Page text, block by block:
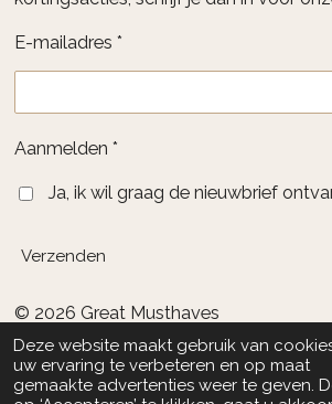
Deze website maakt gebruik van
uw ervaring te verbeteren en op maat
gemaakte advertenties weer te geven.
E-mailadres *
Aanmelden *
Ja, ik wil graag de nieuwbrief
Verzenden
© 2026 Great Musthaves